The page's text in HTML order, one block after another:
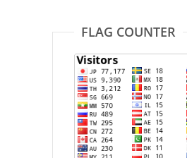
FLAG COUNTER